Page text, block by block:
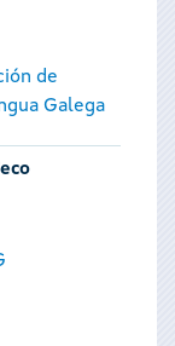
de
Galega